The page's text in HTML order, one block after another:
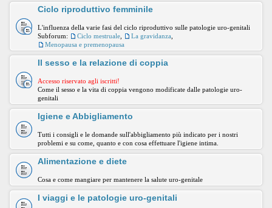
Ciclo riproduttivo femminile
L'influenza della varie fasi del ciclo riproduttivo sulle patologie uro-genitali
Subforum:
Ciclo mestruale La gravidanza
Menopausa e premenopausa
Il sesso e la relazione di coppia
Accesso riservato agli iscritti!
Come il sesso e la vita di coppia vengono modificate dalle patologie uro-
genitali
Igiene e Abbigliamento
Tutti i consigli e le domande sull'abbigliamento più indicato per i nostri
problemi e su come, quanto e con cosa effettuare l'igiene intima.
Alimentazione e diete
Cosa e come mangiare per mantenere la salute uro-genitale
I viaggi e le patologie uro-genitali